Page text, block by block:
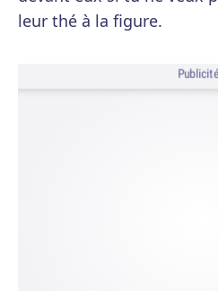
leur thé à la figure.